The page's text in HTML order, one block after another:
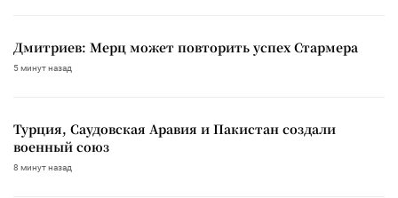
Дмитриев: Мерц может повторить успех Стармера
5 минут назад
Турция, Саудовская Аравия и Пакистан создали
военный союз
8 минут назад